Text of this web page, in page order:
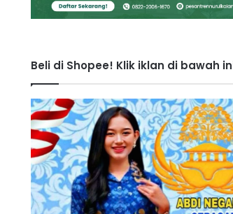
Beli di Shopee! Klik iklan di bawah